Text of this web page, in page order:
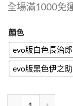
全場滿1000免
顏色
evo版白色長治郎
evo版黑色伊之助
EVO主機 鬼滅